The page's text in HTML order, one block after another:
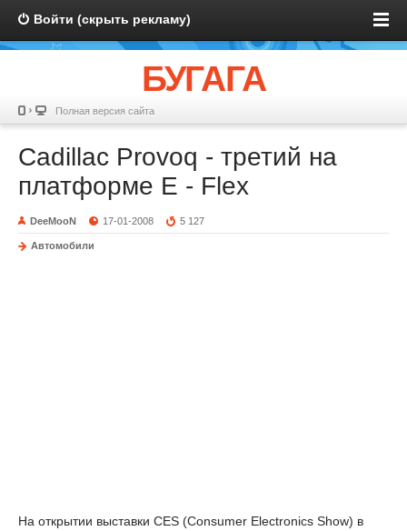
Войти (скрыть рекламу)
БУГАГА
Полная версия сайта
Cadillac Provoq - третий на
платформе E - Flex
DeeMooN 17-01-2008 5 127
Автомобили
На открытии выставки CES (Consumer Electronics Show) в